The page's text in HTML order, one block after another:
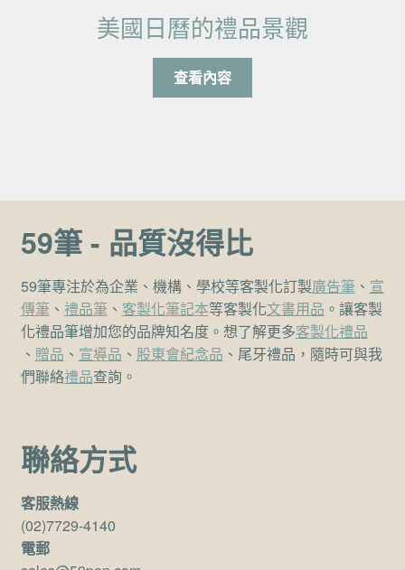
美國日曆的禮品景觀
查看內容
59筆 - 品質沒得比
59筆專注於為企業、機構、學校等客製化訂製廣告筆、 宣
傳筆、 禮品筆、 客製化筆記本等客製化文書用品 。讓客製
化禮品筆增加您的品牌知名度。想了解更多客製化禮品
、 贈品 、 宣導品 、 股東會紀念品 、尾牙禮品，隨時可與我
們聯絡禮品查詢。
聯絡方式
客服熱線
(02)7729-4140
電郵